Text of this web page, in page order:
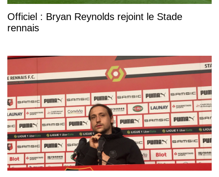
Officiel : Bryan Reynolds rejoint le Stade
rennais